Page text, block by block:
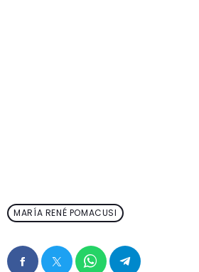
MARÍA RENÉ POMACUSI